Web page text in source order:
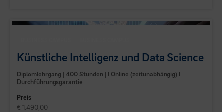
Künstliche Intelligenz und Data Science
Diplomlehrgang | 400 Stunden | I Online (zeitunabhängig) I
Durchführungsgarantie
Preis
€ 1.490,00